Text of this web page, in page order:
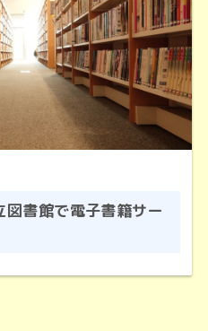
図書館で電子書籍サー